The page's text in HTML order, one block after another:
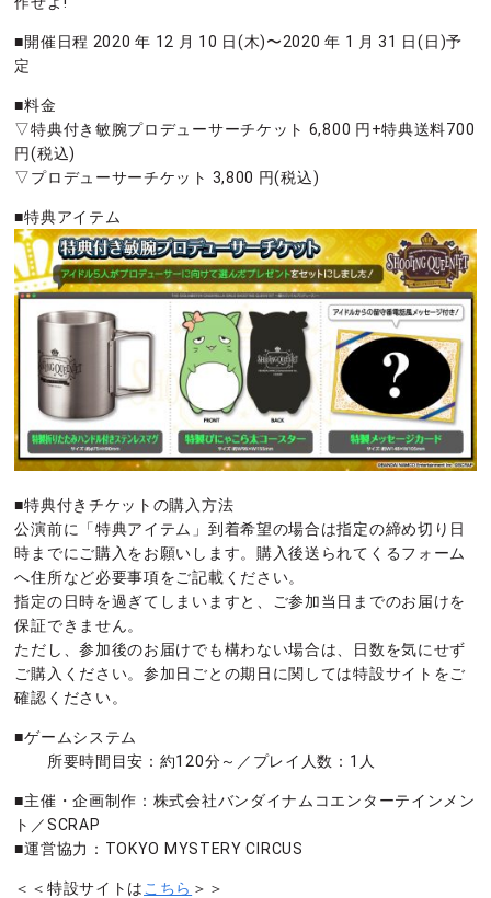
■開催日程 2020 年 12 月 10 日(木)〜2020 年 1 月 31 日(日)予
定
■料金
▽特典付き敏腕プロデューサーチケット 6,800 円+特典送料700
円(税込)
▽プロデューサーチケット 3,800 円(税込)
■特典アイテム
■特典付きチケットの購入方法
公演前に「特典アイテム」到着希望の場合は指定の締め切り日
時までにご購入をお願いします。購入後送られてくるフォーム
へ住所など必要事項をご記載ください。
指定の日時を過ぎてしまいますと、ご参加当日までのお届けを
保証できません。
ただし、参加後のお届けでも構わない場合は、日数を気にせず
ご購入ください。参加日ごとの期日に関しては特設サイトをご
確認ください。
■ゲームシステム
所要時間目安：約120分～／プレイ人数：1人
■主催・企画制作：株式会社バンダイナムコエンターテインメン
ト／SCRAP
■運営協力：TOKYO MYSTERY CIRCUS
＜＜特設サイトは こちら ＞＞